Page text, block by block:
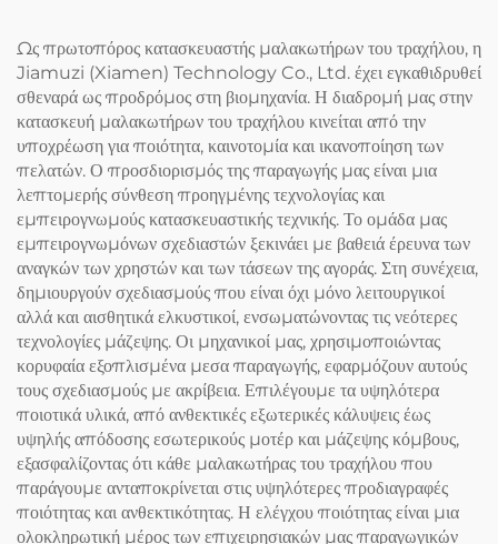
Ως πρωτοπόρος κατασκευαστής μαλακωτήρων του τραχήλου, η
Jiamuzi (Xiamen) Technology Co., Ltd. έχει εγκαθιδρυθεί
σθεναρά ως προδρόμος στη βιομηχανία. Η διαδρομή μας στην
κατασκευή μαλακωτήρων του τραχήλου κινείται από την
υποχρέωση για ποιότητα, καινοτομία και ικανοποίηση των
πελατών. Ο προσδιορισμός της παραγωγής μας είναι μια
λεπτομερής σύνθεση προηγμένης τεχνολογίας και
εμπειρογνωμούς κατασκευαστικής τεχνικής. Το ομάδα μας
εμπειρογνωμόνων σχεδιαστών ξεκινάει με βαθειά έρευνα των
αναγκών των χρηστών και των τάσεων της αγοράς. Στη συνέχεια,
δημιουργούν σχεδιασμούς που είναι όχι μόνο λειτουργικοί
αλλά και αισθητικά ελκυστικοί, ενσωματώνοντας τις νεότερες
τεχνολογίες μάζεψης. Οι μηχανικοί μας, χρησιμοποιώντας
κορυφαία εξοπλισμένα μεσα παραγωγής, εφαρμόζουν αυτούς
τους σχεδιασμούς με ακρίβεια. Επιλέγουμε τα υψηλότερα
ποιοτικά υλικά, από ανθεκτικές εξωτερικές κάλυψεις έως
υψηλής απόδοσης εσωτερικούς μοτέρ και μάζεψης κόμβους,
εξασφαλίζοντας ότι κάθε μαλακωτήρας του τραχήλου που
παράγουμε ανταποκρίνεται στις υψηλότερες προδιαγραφές
ποιότητας και ανθεκτικότητας. Η ελέγχου ποιότητας είναι μια
ολοκληρωτική μέρος των επιχειρησιακών μας παραγωγικών